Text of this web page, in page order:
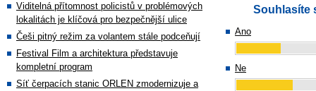
Viditelná přítomnost policistů v problémových
lokalitách je klíčová pro bezpečnější ulice
Češi pitný režim za volantem stále podceňují
Festival Film a architektura představuje
kompletní program
Síť čerpacích stanic ORLEN zmodernizuje a
Souhlasíte
Ano
Ne